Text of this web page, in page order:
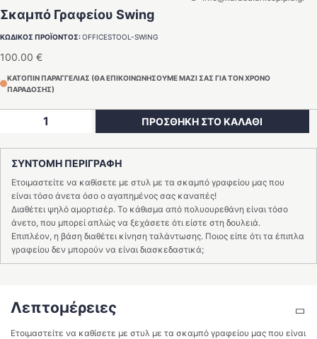
Σκαμπό Γραφείου Swing
ΚΩΔΙΚΟΣ ΠΡΟΪΟΝΤΟΣ:OFFICESTOOL-SWING
100.00 €
ΚΑΤΟΠΙΝ ΠΑΡΑΓΓΕΛΙΑΣ (ΘΑ ΕΠΙΚΟΙΝΩΝΗΣΟΥΜΕ ΜΑΖΙ ΣΑΣ ΓΙΑ ΤΟΝ ΧΡΟΝΟ
ΠΑΡΑΔΟΣΗΣ)
Swing
ποσότητα
ΠΡΟΣΘΗΚΗ ΣΤΟ ΚΑΛΑΘΙ
ΣΥΝΤΟΜΗ ΠΕΡΙΓΡΑΦΗ
Ετοιμαστείτε να καθίσετε με στυλ με τα σκαμπό γραφείου μας που
είναι τόσο άνετα όσο ο αγαπημένος σας καναπές!
Διαθέτει ψηλό αμορτισέρ. Το κάθισμα από πολυουρεθάνη είναι τόσο
άνετο, που μπορεί απλώς να ξεχάσετε ότι είστε στη δουλειά.
Επιπλέον, η βάση διαθέτει κίνηση ταλάντωσης. Ποιος είπε ότι τα έπιπλα
γραφείου δεν μπορούν να είναι διασκεδαστικά;
Λεπτομέρειες
Ετοιμαστείτε να καθίσετε με στυλ με τα σκαμπό γραφείου μας που είναι